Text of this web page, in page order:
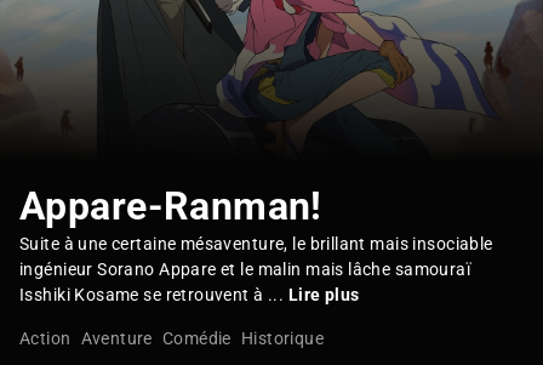
Appare-Ranman!
Suite à une certaine mésaventure, le brillant mais insociable
ingénieur Sorano Appare et le malin mais lâche samouraï
Isshiki Kosame se retrouvent à ... Lire plus
Action Aventure Comédie Historique